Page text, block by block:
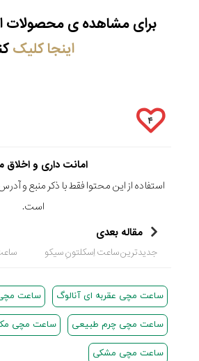
برای مشاهده ی محصولات
اینجا کلیک
۴
امانت داری و اخلاق
استفاده از این محتوا فقط با ذکر منبع و
است.
مقاله بعدی
جدیدترین ساعت اِسکلتونِ سیکو
ساعت مچی عقربه ای آنالوگ ساعت مچی
ساعت مچی چرم طبیعی ساعت مچی
ساعت مچی مشکی